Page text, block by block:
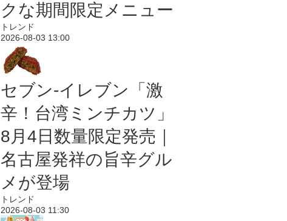
クな期間限定メニュー
トレンド
2026-08-03 13:00
セブン-イレブン「激
辛！台湾ミンチカツ」
8月4日数量限定発売｜
名古屋発祥の旨辛グル
メが登場
トレンド
2026-08-03 11:30